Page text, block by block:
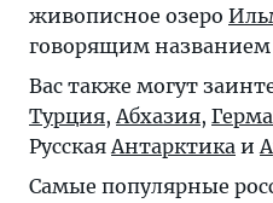
живописное озеро
говорящим названием
Вас также могут
Турция,Абхазия,
РусскаяАнтарктика и
Самые популярные